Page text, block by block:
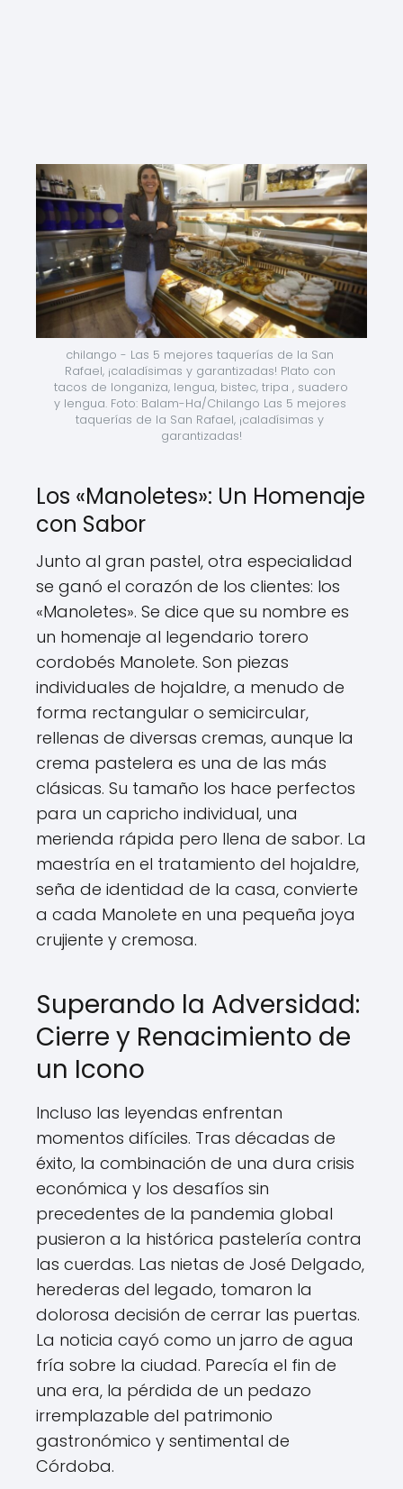
chilango - Las 5 mejores taquerías de la San
Rafael, ¡caladísimas y garantizadas! Plato con
tacos de longaniza, lengua, bistec, tripa , suadero
y lengua. Foto: Balam-Ha/Chilango Las 5 mejores
taquerías de la San Rafael, ¡caladísimas y
garantizadas!
Los «Manoletes»: Un Homenaje
con Sabor
Junto al gran pastel, otra especialidad
se ganó el corazón de los clientes: los
«Manoletes». Se dice que su nombre es
un homenaje al legendario torero
cordobés Manolete. Son piezas
individuales de hojaldre, a menudo de
forma rectangular o semicircular,
rellenas de diversas cremas, aunque la
crema pastelera es una de las más
clásicas. Su tamaño los hace perfectos
para un capricho individual, una
merienda rápida pero llena de sabor. La
maestría en el tratamiento del hojaldre,
seña de identidad de la casa, convierte
a cada Manolete en una pequeña joya
crujiente y cremosa.
Superando la Adversidad:
Cierre y Renacimiento de
un Icono
Incluso las leyendas enfrentan
momentos difíciles. Tras décadas de
éxito, la combinación de una dura crisis
económica y los desafíos sin
precedentes de la pandemia global
pusieron a la histórica pastelería contra
las cuerdas. Las nietas de José Delgado,
herederas del legado, tomaron la
dolorosa decisión de cerrar las puertas.
La noticia cayó como un jarro de agua
fría sobre la ciudad. Parecía el fin de
una era, la pérdida de un pedazo
irremplazable del patrimonio
gastronómico y sentimental de
Córdoba.